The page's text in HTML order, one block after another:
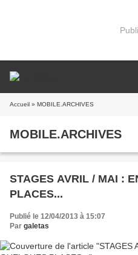
Accueil » MOBILE.ARCHIVES
MOBILE.ARCHIVES
STAGES AVRIL / MAI :
PLACES...
Publié le 12/04/2013 à 15:07
Par galetas